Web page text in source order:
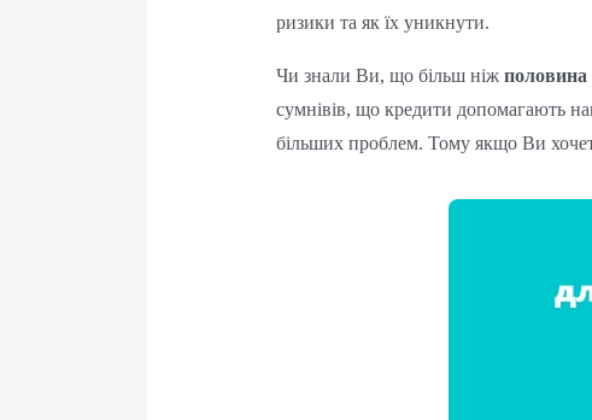
ризики та як їх уникнути.
Чи знали Ви, що більш ніж половина
сумнівів, що кредити допомагають
більших проблем. Тому якщо Ви